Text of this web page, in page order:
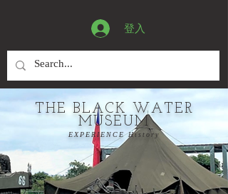
登入
THE BLACK WATER
MUSEUM
EXPERIENCE History